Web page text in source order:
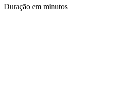
Duração em minutos